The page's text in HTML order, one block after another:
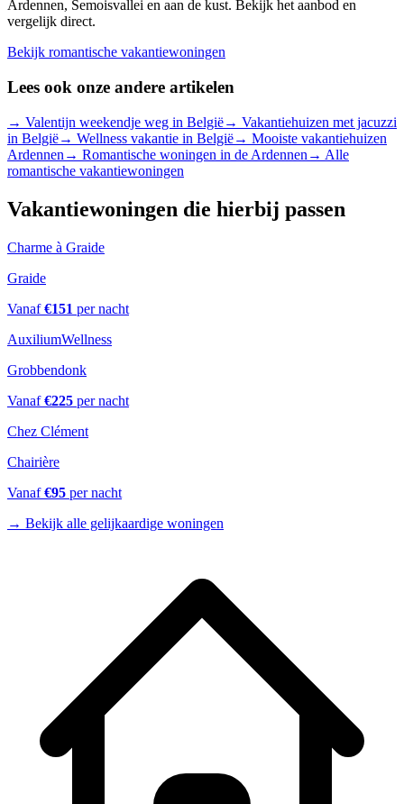
Ardennen, Semoisvallei en aan de kust. Bekijk het aanbod en
vergelijk direct.
Bekijk romantische vakantiewoningen
Lees ook onze andere artikelen
→ Valentijn weekendje weg in België→ Vakantiehuizen met jacuzzi
in België→ Wellness vakantie in België→ Mooiste vakantiehuizen
Ardennen → Romantische woningen in de Ardennen → Alle
romantische vakantiewoningen
Vakantiewoningen die hierbij passen
Charme à Graide
Graide
Vanaf €151 per nacht
AuxiliumWellness
Grobbendonk
Vanaf €225 per nacht
Chez Clément
Chairière
Vanaf €95 per nacht
→ Bekijk alle gelijkaardige woningen